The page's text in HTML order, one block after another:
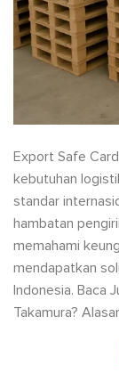
Export Safe
kebutuhan
standar
hambatan
memahami
mendapatkan
Indonesia. Baca
Takamura?